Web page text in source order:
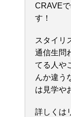
CRAVE
す！
スタイリ
通信生問
てる人や
んか違う
は見学や
詳しくは